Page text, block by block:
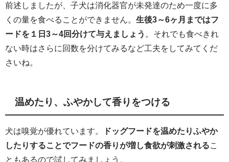
前述しましたが、子犬は消化器官が未発達のため一度に多
くの量を食べることができません。 生後3～6ヶ月まではフ
ードを１日3～4回分けて与えましょう
。それでも食べきれ
ない時はさらに回数を分けてみるなど工夫をしてみてくだ
さいね。
温めたり、ふやかして香りをつける
犬は嗅覚が優れています。
ドッグフードを温めたりふやか
したりすることでフードの香りが増し食欲が刺激される こ
ともあるので試してみましょう。